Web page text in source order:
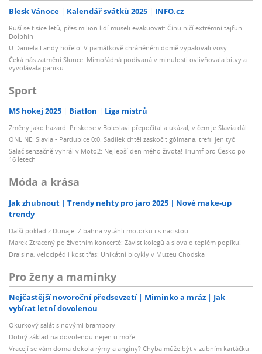
Blesk Vánoce Kalendář svátků 2025 INFO.cz
Ruší se tisíce letů, přes milion lidí museli evakuovat: Čínu ničí extrémní tajfun
Dolphin
U Daniela Landy hořelo! V památkově chráněném domě vypalovali vosy
Čeká nás zatmění Slunce. Mimořádná podívaná v minulosti ovlivňovala bitvy a
vyvolávala paniku
Sport
MS hokej 2025 Biatlon Liga mistrů
Změny jako hazard. Priske se v Boleslavi přepočítal a ukázal, v čem je Slavia dál
ONLINE: Slavia - Pardubice 0:0. Sadílek chtěl zaskočit gólmana, trefil jen tyč
Salač senzačně vyhrál v Moto2: Nejlepší den mého života! Triumf pro Česko po
16 letech
Móda a krása
Jak zhubnout Trendy nehty pro jaro 2025
Nové make-up
trendy
Další poklad z Dunaje: Z bahna vytáhli motorku i s nacistou
Marek Ztracený po životním koncertě: Závist kolegů a slova o teplém popíku!
Draisina, velocipéd i kostitřas: Unikátní bicykly v Muzeu Chodska
Pro ženy a maminky
Nejčastější novoroční předsevzetí Miminko a mráz
Jak
vybírat letní dovolenou
Okurkový salát s novými brambory
Dobrý základ na dovolenou nejen u moře...
Vracejí se vám doma dokola rýmy a angíny? Chyba může být v zubním kartáčku